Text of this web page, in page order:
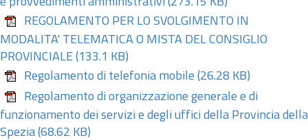
REGOLAMENTO PER LO SVOLGIMENTO IN
MODALITA' TELEMATICA O MISTA DEL CONSIGLIO
PROVINCIALE (133.1 KB)
Regolamento di telefonia mobile (26.28 KB)
Regolamento di organizzazione generale e di
funzionamento dei servizi e degli uffici della Provincia della
Spezia (68.62 KB)